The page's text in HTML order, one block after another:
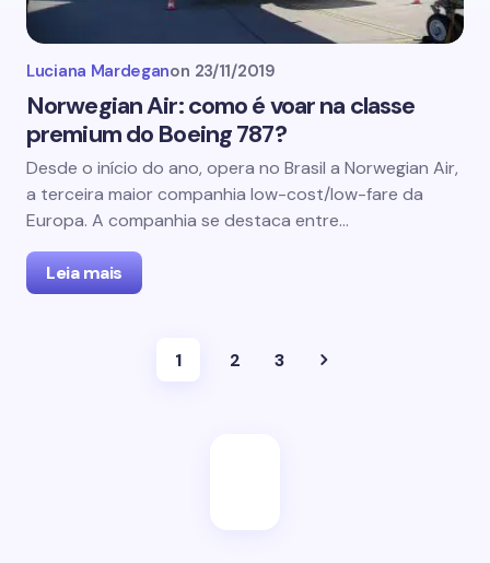
Luciana Mardeganon 23/11/2019
Norwegian Air: como é voar na classe
premium do Boeing 787?
Desde o início do ano, opera no Brasil a Norwegian Air,
a terceira maior companhia low-cost/low-fare da
Europa. A companhia se destaca entre…
Leia mais
1 2 3